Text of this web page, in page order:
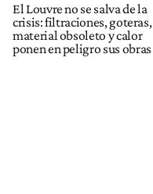
El Louvre no se salva de la
crisis: filtraciones, goteras,
material obsoleto y calor
ponen en peligro sus obras